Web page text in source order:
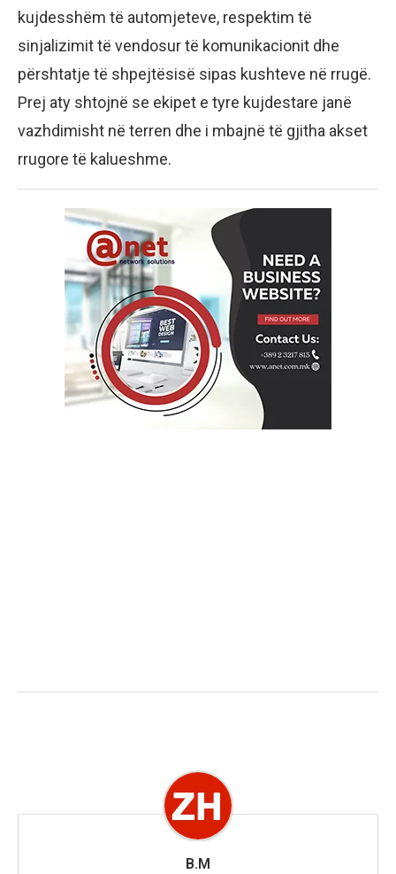
kujdesshëm të automjeteve, respektim të
sinjalizimit të vendosur të komunikacionit dhe
përshtatje të shpejtësisë sipas kushteve në rrugë.
Prej aty shtojnë se ekipet e tyre kujdestare janë
vazhdimisht në terren dhe i mbajnë të gjitha akset
rrugore të kalueshme.
B.M